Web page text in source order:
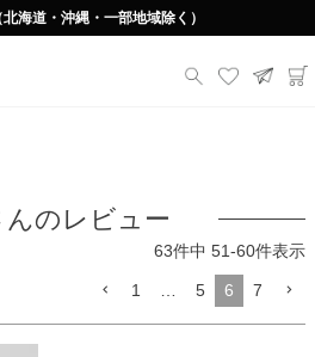
海道・沖縄・一部地域除く）
のレビュー
63件中 51-60件表示
1 5 6 7